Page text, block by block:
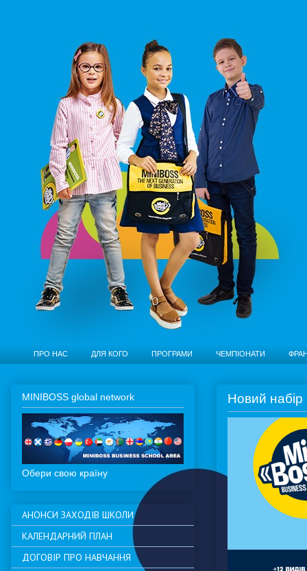
ПРО НАС ДЛЯ КОГО ПРОГРАМИ ЧЕМПІОНАТИ
Новий набір
MINIBOSS global network
Обери свою країну
АНОНСИ ЗАХОДІВ ШКОЛИ
КАЛЕНДАРНИЙ ПЛАН
ДОГОВІР ПРО НАВЧАННЯ